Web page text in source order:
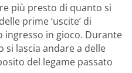
più presto di quanto si
prime ‘uscite’ di
ingresso in gioco. Durante
si lascia andare a delle
del legame passato